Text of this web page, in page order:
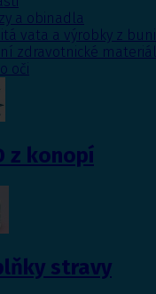
a obinadla
vata a výrobky z
zdravotnické
oči
z konopí
stravy